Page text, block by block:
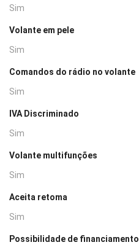
Sim
Volante em pele
Sim
Comandos do rádio no volante
Sim
IVA Discriminado
Sim
Volante multifunções
Sim
Aceita retoma
Sim
Possibilidade de financiamento